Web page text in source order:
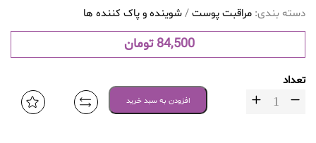
دسته بندی: مراقبت پوست/شوینده و پاک کننده ها
84,500 تومان
تعداد
افزودن به سبد خرید